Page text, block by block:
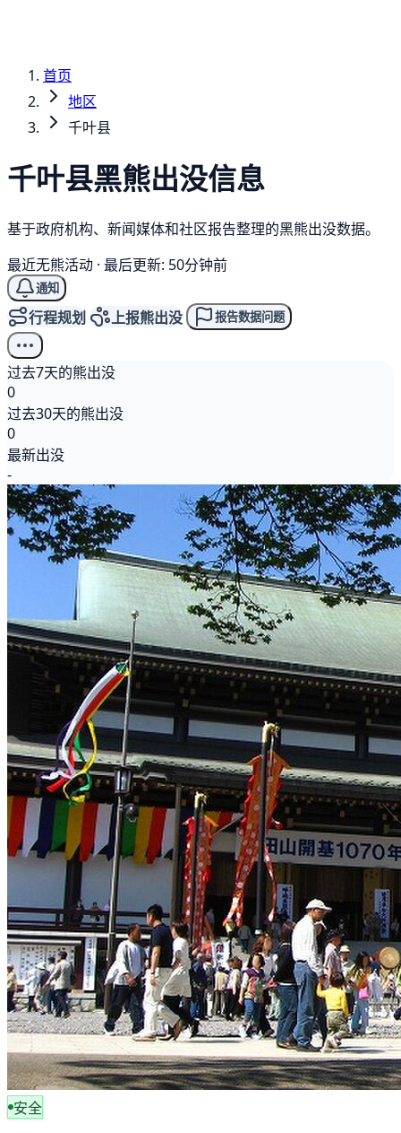
首页
地区
千叶县
千叶县黑熊出没信息
基于政府机构、新闻媒体和社区报告整理的黑熊出没数据。
最近无熊活动 · 最后更新: 50分钟前
通知
行程规划 上报熊出没 报告数据问题
过去7天的熊出没
0
过去30天的熊出没
0
最新出没
-
安全